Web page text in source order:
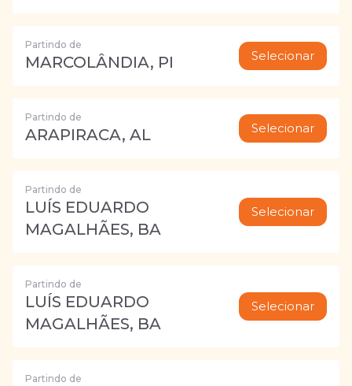
Partindo de
MARCOLÂNDIA, PI Selecionar
Partindo de
ARAPIRACA, AL Selecionar
Partindo de
LUÍS EDUARDO
MAGALHÃES, BA
Selecionar
Partindo de
LUÍS EDUARDO
MAGALHÃES, BA
Selecionar
Partindo de